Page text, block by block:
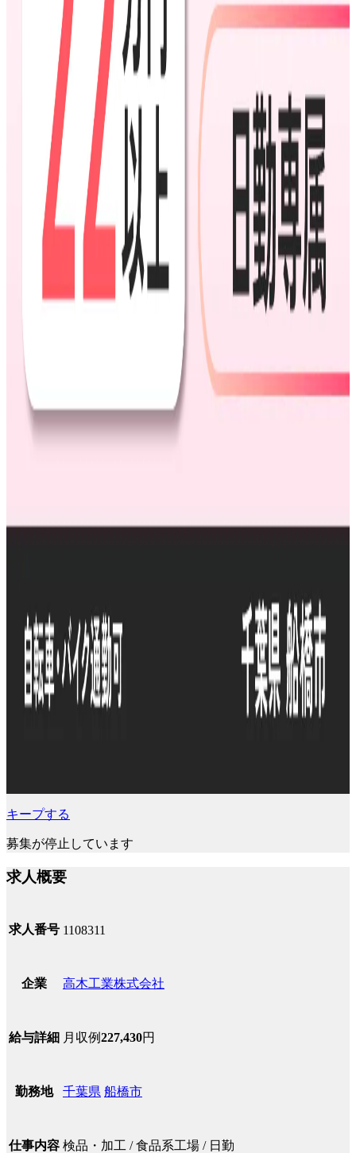
キープする
募集が停止しています
求人概要
求人番号 1108311
企業 高木工業株式会社
給与詳細 月収例227,430円
勤務地 千葉県 船橋市
仕事内容 検品・加工 / 食品系工場 / 日勤